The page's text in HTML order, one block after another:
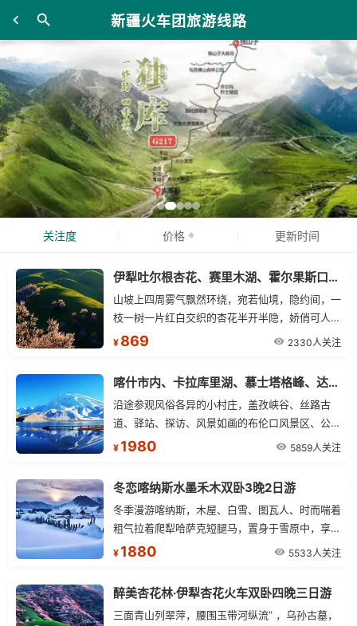
新疆火车团旅游线路
关注度 价格 更新时间
伊犁吐尔根杏花、赛里木湖、霍尔果斯口岸、喀赞其民俗旅游区火车三晚两日游
山坡上四周雾气飘然环绕，宛若仙境，隐约间，一
枝一树一片红白交织的杏花半开半隐，娇俏可人，
散发着沁人心扉的芳香。在蓝天、白云、雪山的映
¥ 869 2330人关注
喀什市内、卡拉库里湖、慕士塔格峰、达瓦昆沙漠火车双卧五日游
沿途参观风俗各异的小村庄，盖孜峡谷、丝路古
道、驿站、探访、风景如画的布伦口风景区、公格
尔久别峰、卡拉库里湖风光游【卡拉库里湖】
¥ 1980 5859人关注
冬恋喀纳斯水墨禾木双卧3晚2日游
冬季漫游喀纳斯，木屋、白雪、图瓦人、时而喘着
粗气拉着爬犁哈萨克短腿马，置身于雪原中，享受
冬日温暖与宁静。。。登哈登观景平台纵览禾木村
奇幻景致。
¥ 1880 5533人关注
醉美杏花林·伊犁杏花火车双卧四晚三日游
三面青山列翠萍，腰围玉带河纵流” ，乌孙古墓，